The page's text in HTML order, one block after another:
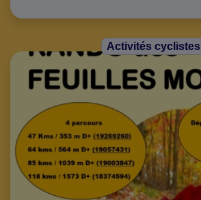
Activités cyclistes